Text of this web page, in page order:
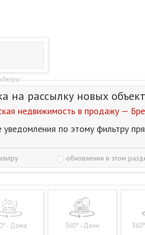
на рассылку новых
недвижимость в продажу —
уведомления по этому фильтру
обновления в этом
- Дома 360° - Дачи